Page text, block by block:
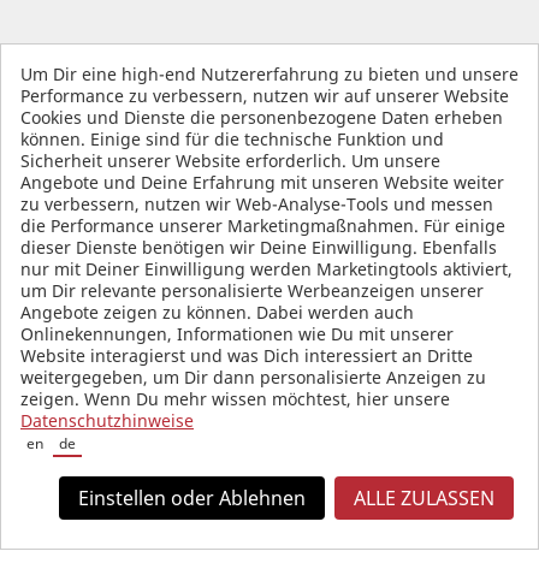
SOCIAL MEDIA
Um Dir eine high-end Nutzererfahrung zu bieten und unsere
Performance zu verbessern, nutzen wir auf unserer Website
Cookies und Dienste die personenbezogene Daten erheben
können. Einige sind für die technische Funktion und
Sicherheit unserer Website erforderlich. Um unsere
Angebote und Deine Erfahrung mit unseren Website weiter
zu verbessern, nutzen wir Web-Analyse-Tools und messen
die Performance unserer Marketingmaßnahmen. Für einige
dieser Dienste benötigen wir Deine Einwilligung. Ebenfalls
nur mit Deiner Einwilligung werden Marketingtools aktiviert,
um Dir relevante personalisierte Werbeanzeigen unserer
Angebote zeigen zu können. Dabei werden auch
Onlinekennungen, Informationen wie Du mit unserer
Website interagierst und was Dich interessiert an Dritte
weitergegeben, um Dir dann personalisierte Anzeigen zu
zeigen. Wenn Du mehr wissen möchtest, hier unsere
Datenschutzhinweise
en de
Einstellen oder Ablehnen ALLE ZULASSEN